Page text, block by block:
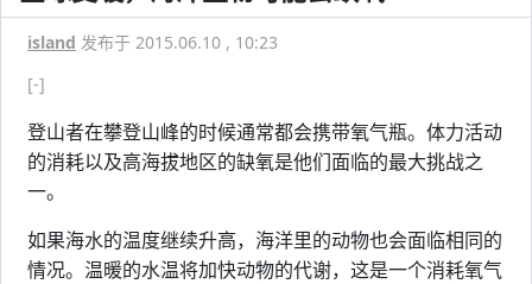
island 发布于 2015.06.10 , 10:23
[-]
登山者在攀登山峰的时候通常都会携带氧气瓶。体力活动
的消耗以及高海拔地区的缺氧是他们面临的最大挑战之
一。
如果海水的温度继续升高，海洋里的动物也会面临相同的
情况。温暖的水温将加快动物的代谢，这是一个消耗氧气